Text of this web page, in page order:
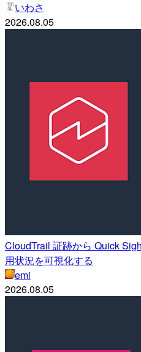
いわさ
2026.08.05
CloudTrail 証跡から Quick
用状況を可視化する
emi
2026.08.05